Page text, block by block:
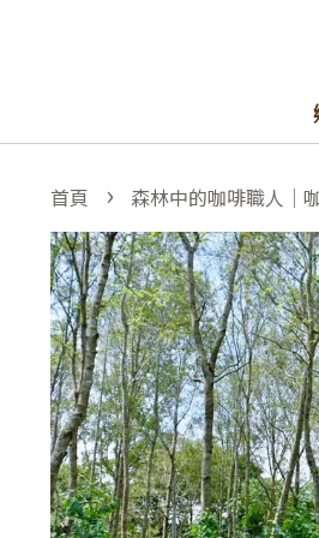
首頁 › 森林中的咖啡職人｜